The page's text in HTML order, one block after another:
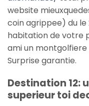
website
coin agrippee) du
habitation de votre
ami un montgolfiere
Surprise garantie.
Destination 12:
superieur toi